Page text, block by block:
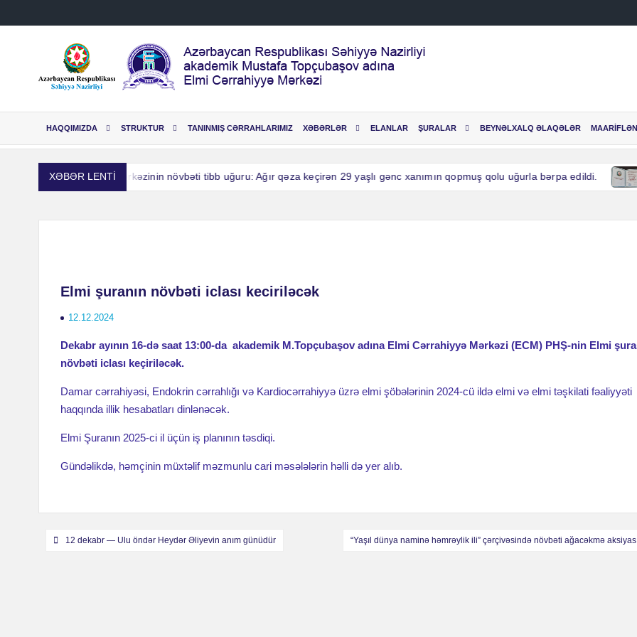
to
HAQQIMIZDA STRUKTUR TANINMIŞ CƏRRAHLARIMIZ XƏBƏRLƏR ELANLAR ŞURALAR BEYNƏLXALQ ƏLAQƏLƏR
XƏBƏR LENTİ
Elmi Cərrahiyyə Mərkəzinin növbəti tibb uğuru: Ağır qəza keçirən 29 yaşlı gənc xanımın qopmuş qolu uğurla bərpa edildi.
Elmi şuranın növbəti iclası keciriləcək
12.12.2024
Dekabr ayının 16-də saat 13:00-da akademik M.Topçubaşov adına Elmi Cərrahiyyə Mərkəzi (ECM) PHŞ-nin Elmi
növbəti iclası keçiriləcək.
Damar cərrahiyəsi, Endokrin cərrahlığı və Kardiocərrahiyyə üzrə elmi şöbələrinin 2024-cü ildə elmi və elmi təşkilati fəaliyyəti
haqqında illik hesabatları dinlənəcək.
Elmi Şuranın 2025-ci il üçün iş planının təsdiqi.
Gündəlikdə, həmçinin müxtəlif məzmunlu cari məsələlərin həlli də yer alıb.
Навигация
12 dekabr — Ulu öndər Heydər Əliyevin anım günüdür “Yaşıl dünya naminə həmrəylik ili” çərçivəsində növbəti ağacəkmə